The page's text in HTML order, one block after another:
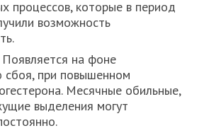
процессов, которые в период
возможность
Появляется на фоне
сбоя, при повышенном
Месячные обильные,
выделения могут